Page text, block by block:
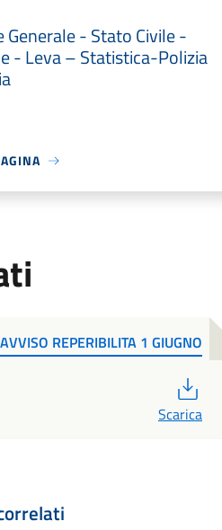
Generale - Stato Civile -
- Leva – Statistica-Polizia
AVVISO REPERIBILITA 1 GIUGNO
Scarica